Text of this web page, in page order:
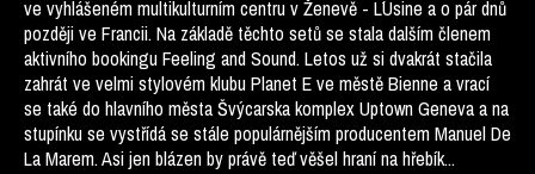
ve vyhlášeném multikulturním centru v Ženevě - L´Usine a o pár dnů
později ve Francii. Na základě těchto setů se stala dalším členem
aktivního bookingu Feeling and Sound. Letos už si dvakrát stačila
zahrát ve velmi stylovém klubu Planet E ve městě Bienne a vrací
se také do hlavního města Švýcarska komplex Uptown Geneva a na
stupínku se vystřídá se stále populárnějším producentem Manuel De
La Marem. Asi jen blázen by právě teď věšel hraní na hřebík...